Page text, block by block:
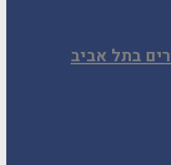
בתל אביב